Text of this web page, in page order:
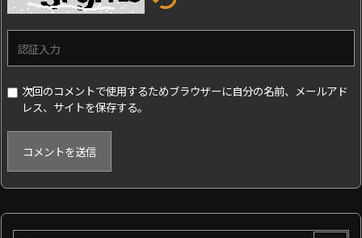
次回のコメントで使用するためブラウザーに自分の名前、メールアド
レス、サイトを保存する。